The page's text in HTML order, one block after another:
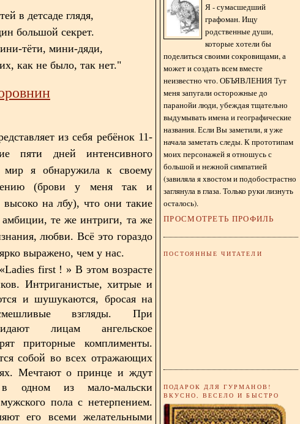
в детсаде глядя,
большой секрет.
тёти, мини-дяди,
как не было, так нет."
из себя ребёнок 11-
пяти дней интенсивного
мир я обнаружила к своему
(брови у меня так и
высоко на лбу), что они такие
те же интриги, та же
любви. Всё это гораздо
выражено, чем у нас.
Ladies first ! » В этом возрасте
Интриганистые, хитрые и
и шушукаются, бросая на
взгляды. При
лицам ангельское
приторные комплименты.
собой во всех отражающих
Мечтают о принце и ждут
одном из мало-мальски
пола с нетерпением.
его всеми желательными
Я - сумасшедший
графоман. Ищу
родственные души,
которые хотели бы
поделиться своими сокровищами, а
может и создать всем вместе
неизвестно что. ОБЪЯВЛЕНИЯ Тут
меня запугали осторожные до
паранойи люди, убеждая тщательно
выдумывать имена и географические
названия. Если Вы заметили, я уже
начала заметать следы. К прототипам
моих персонажей я отношусь с
большой и нежной симпатией
(завиляла я хвостом и подобострастно
заглянула в глаза. Только руки лизнуть
осталось).
ПРОСМОТРЕТЬ ПРОФИЛЬ
ПОСТОЯННЫЕ ЧИТАТЕЛИ
ПОДАРОК ДЛЯ ГУРМАНОВ!
ВКУСНО, ВЕСЕЛО И БЫСТРО